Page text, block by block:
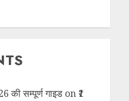
की सम्पूर्ण गाइड on ₹1